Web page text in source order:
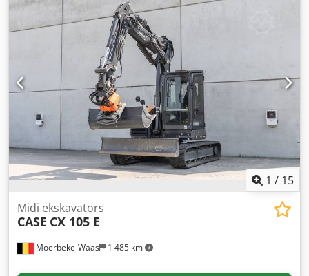
1 / 15
Moerbeke-Waas 1 485 km
Midi ekskavators
CASE CX 105 E